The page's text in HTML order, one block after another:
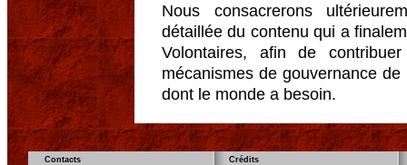
Nous consacrerons
détaillée du contenu qui a
Volontaires, afin de
mécanismes de gouvernance
dont le monde a besoin.
Contacts Crédits